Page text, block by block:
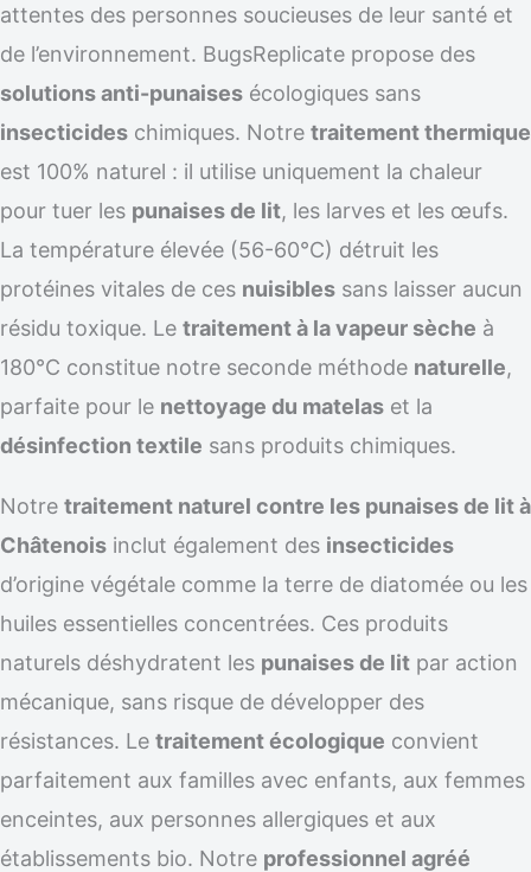
attentes des personnes soucieuses de leur santé et
de l’environnement. BugsReplicate propose des
solutions anti-punaises écologiques sans
insecticides chimiques. Notre traitement thermique
est 100% naturel : il utilise uniquement la chaleur
pour tuer les punaises de lit, les larves et les œufs.
La température élevée (56-60°C) détruit les
protéines vitales de ces nuisibles sans laisser aucun
résidu toxique. Le traitement à la vapeur sèche à
180°C constitue notre seconde méthode naturelle,
parfaite pour le nettoyage du matelas et la
désinfection textile sans produits chimiques.
Notre traitement naturel contre les punaises de lit à
Châtenois inclut également des insecticides
d’origine végétale comme la terre de diatomée ou les
huiles essentielles concentrées. Ces produits
naturels déshydratent les punaises de lit par action
mécanique, sans risque de développer des
résistances. Le traitement écologique convient
parfaitement aux familles avec enfants, aux femmes
enceintes, aux personnes allergiques et aux
établissements bio. Notre professionnel agréé